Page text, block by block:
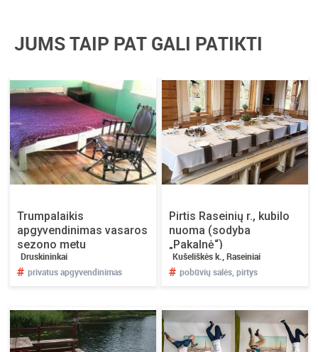
JUMS TAIP PAT GALI PATIKTI
Trumpalaikis
apgyvendinimas vasaros
sezono metu
Druskinkuose
Druskininkai
# privatus apgyvendinimas
Pirtis Raseinių r., kubilo
nuoma (sodyba
„Pakalnė“)
Kušeliškės k., Raseiniai
# pobūvių salės, pirtys